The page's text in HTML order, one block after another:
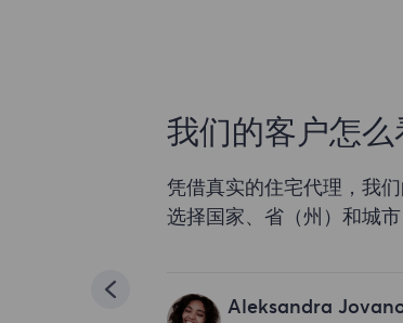
我们的客户怎么
凭借真实的住宅代理，我
选择国家、省（州）和城
Aleksandra